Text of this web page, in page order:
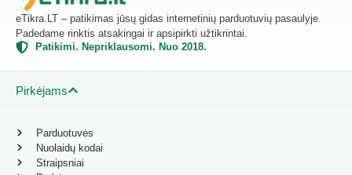
eTikra.LT – patikimas jūsų gidas internetinių parduotuvių pasaulyje.
Padedame rinktis atsakingai ir apsipirkti užtikrintai.
Patikimi. Nepriklausomi. Nuo 2018.
Pirkėjams
Parduotuvės
Nuolaidų kodai
Straipsniai